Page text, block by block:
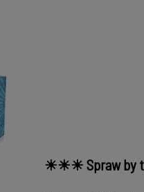
☀☀☀ Spraw by